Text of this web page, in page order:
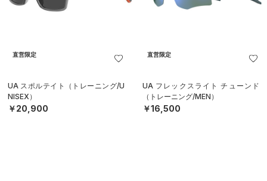
直営限定
UA スポルテイト（トレーニング/U
NISEX）
￥20,900
直営限定
UA フレックスライト チューンド
（トレーニング/MEN）
￥16,500